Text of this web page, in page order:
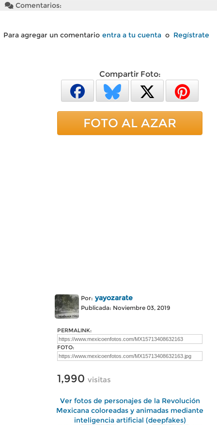
Comentarios:
Para agregar un comentario entra a tu cuenta o Regístrate
Compartir Foto:
FOTO AL AZAR
Por: yayozarate
Publicada: Noviembre 03, 2019
PERMALINK:
FOTO:
1,990 visitas
Ver fotos de personajes de la Revolución
Mexicana coloreadas y animadas mediante
inteligencia artificial (deepfakes)